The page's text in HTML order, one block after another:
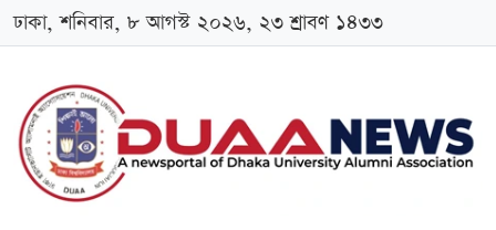
ঢাকা, শনিবার, ৮ আগস্ট ২০২৬, ২৩ শ্রাবণ ১৪৩৩